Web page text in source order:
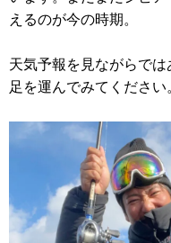
えるのが今の時期。
天気予報を見ながらで
足を運んでみてください